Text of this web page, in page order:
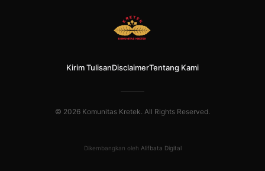
Kirim TulisanDisclaimerTentang Kami
© 2026 Komunitas Kretek. All Rights Reserved.
Dikembangkan oleh Alifbata Digital